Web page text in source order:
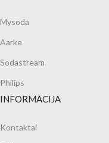
Mysoda
Aarke
Sodastream
Philips
INFORMĀCIJA
Kontaktai